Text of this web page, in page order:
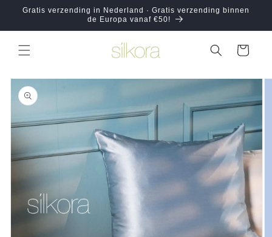
naar de
Gratis verzending in Nederland · Gratis verzending binnen
de Europa vanaf €50!
Winkelwagen